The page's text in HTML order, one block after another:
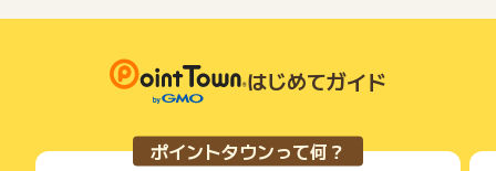
い物を複数回ご利用された場合
て一度でも同サービス・お買い物を利用されたことがある場合
ご利用前には、Cookieの削除をおこなっていただくことを推奨
サービス・お買い物利用時にお電話など2つ以上の申し込み方
法がある場合、必ずサイト上のWEBフォームからお申し込みく
条件を達成しているかどうかは各広告主ではなく、代理店が行
っているため、広告主はポイントに関する詳細を把握しており
そのため、ポイントタウンのポイントに関するお問い合わせを
広告主様に直接行わないようお願いいたします。
３）毎月1500ポイント以上もらえるキャンペーンを実施中！
最大2000～3000ポイントもらえるキャンペーンも！
４）安心安全なブランドが勢ぞろい
オートバックス・エネオス(ドクタードライブ)・アップル
車検など、
はじめてガイド
ポイントタウンって何？